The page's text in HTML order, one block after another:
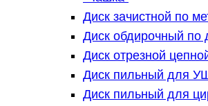
Диск зачистной по
Диск обдирочный
Диск отрезной
Диск пильный для
Диск пильный для